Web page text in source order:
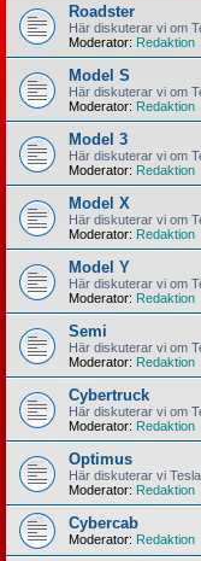
Roadster
Här diskuterar vi om
Moderator: Redaktion
Model S
Här diskuterar vi om
Moderator: Redaktion
Model 3
Här diskuterar vi om
Moderator: Redaktion
Model X
Här diskuterar vi om
Moderator: Redaktion
Model Y
Här diskuterar vi om
Moderator: Redaktion
Semi
Här diskuterar vi om
Moderator: Redaktion
Cybertruck
Här diskuterar vi om
Moderator: Redaktion
Optimus
Här diskuterar vi
Moderator: Redaktion
Cybercab
Moderator: Redaktion